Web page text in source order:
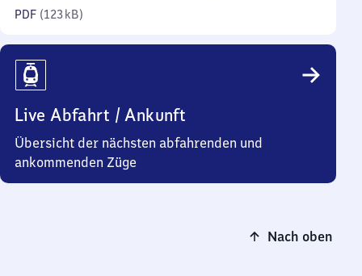
PDF (123 kB)
Live Abfahrt / Ankunft
Übersicht der nächsten abfahrenden und
ankommenden Züge
Nach oben